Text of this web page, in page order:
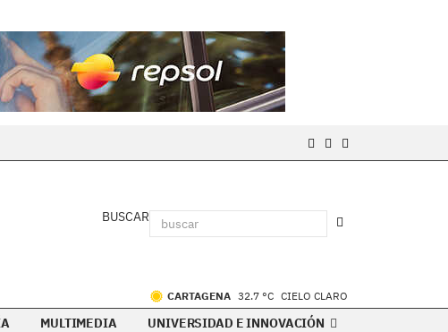
BUSCAR
CARTAGENA 32.7 °C CIELO CLARO
MULTIMEDIA UNIVERSIDAD E INNOVACIÓN